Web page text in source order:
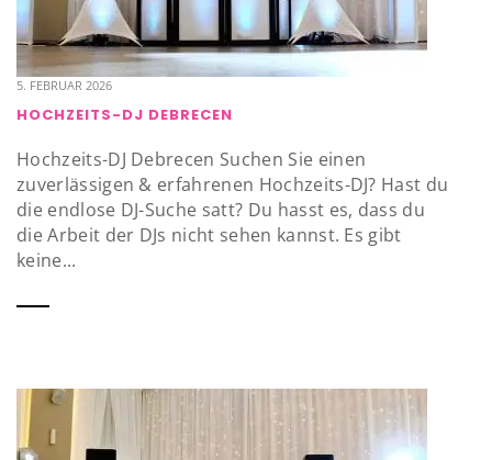
5. FEBRUAR 2026
HOCHZEITS-DJ DEBRECEN
Hochzeits-DJ Debrecen Suchen Sie einen
zuverlässigen & erfahrenen Hochzeits-DJ? Hast du
die endlose DJ-Suche satt? Du hasst es, dass du
die Arbeit der DJs nicht sehen kannst. Es gibt
keine...